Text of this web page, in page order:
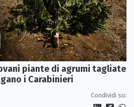
piante di agrumi tagliate
i Carabinieri
Condividi su: